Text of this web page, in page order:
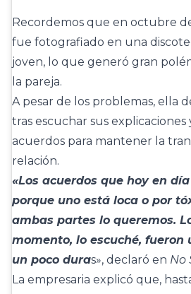
Recordemos que en octubre
fue fotografiado en una
joven, lo que generó gran
la pareja.
A pesar de los problemas, ella
tras escuchar sus
acuerdos para mantener la
relación.
«Los acuerdos que hoy en
porque uno está loca o por
ambas partes lo queremos.
momento, lo escuché, fueron
un poco duras», declaró en No
La empresaria explicó que,